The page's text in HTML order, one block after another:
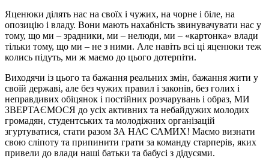
Яценюки ділять нас на своїх і чужих, на чорне і біле, на
опозицію і владу. Вони мають нахабність звинувачувати нас у
тому, що ми – зрадники, ми – нелюди, ми – «картонка» влади
тільки тому, що ми – не з ними. Але навіть всі ці яценюки теж
колись підуть, ми ж маємо до цього дотерпіти.
Виходячи із цього та бажання реальних змін, бажання жити у
своїй державі, але без чужих правил і законів, без голих і
неправдивих обіцянок і постійних розчарувань і образ, МИ
ЗВЕРТАЄМОСЯ до усіх активних та небайдужих молодих
громадян, студентських та молодіжних організацій
згуртуватися, стати разом ЗА НАС САМИХ! Маємо визнати
свою сліпоту та припинити грати за команду старперів, яких
привели до влади наші батьки та бабусі з дідусями.